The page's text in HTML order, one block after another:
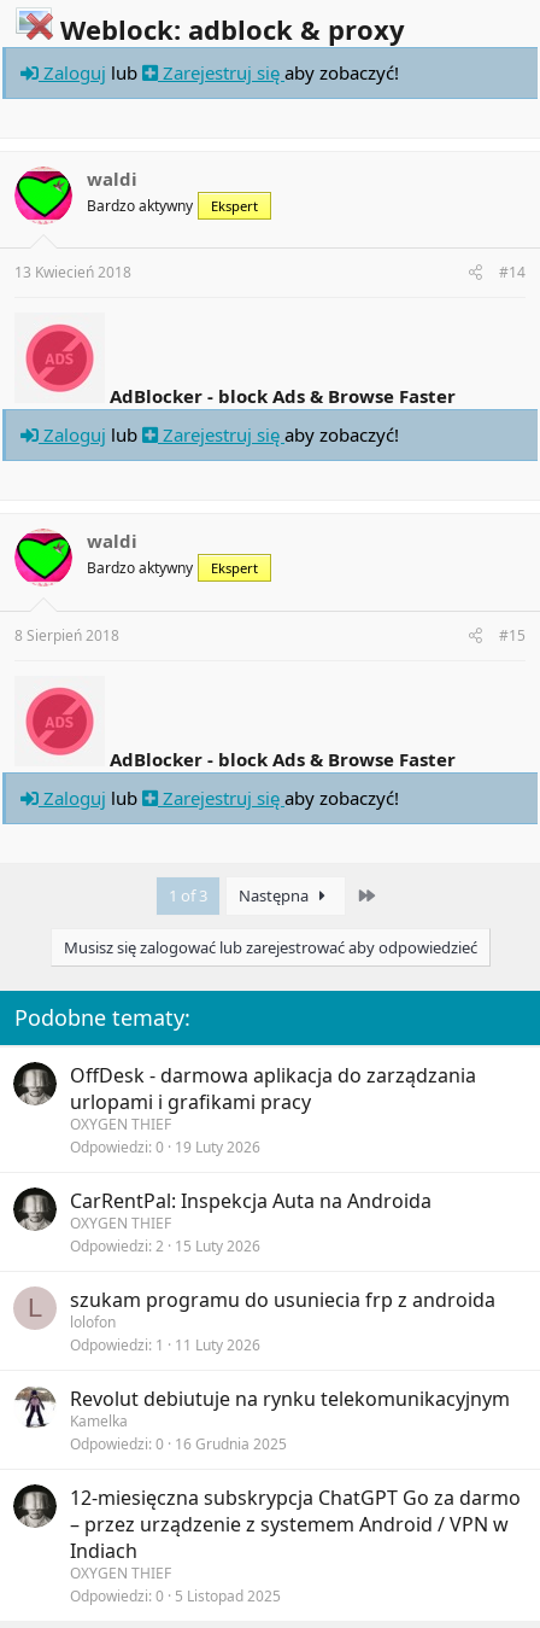
Weblock: adblock & proxy
Zaloguj lub Zarejestruj się aby zobaczyć!
waldi
Bardzo aktywny Ekspert
13 Kwiecień 2018 #14
AdBlocker - block Ads & Browse Faster
Zaloguj lub Zarejestruj się aby zobaczyć!
waldi
Bardzo aktywny Ekspert
8 Sierpień 2018 #15
AdBlocker - block Ads & Browse Faster
Zaloguj lub Zarejestruj się aby zobaczyć!
1 of 3 Następna
Musisz się zalogować lub zarejestrować aby odpowiedzieć
Podobne tematy:
OffDesk - darmowa aplikacja do zarządzania
urlopami i grafikami pracy
OXYGEN THIEF
Odpowiedzi 0 19 Luty 2026
CarRentPal: Inspekcja Auta na Androida
OXYGEN THIEF
Odpowiedzi 2 15 Luty 2026
L szukam programu do usuniecia frp z androida
lolofon
Odpowiedzi 1 11 Luty 2026
Revolut debiutuje na rynku telekomunikacyjnym
Kamelka
Odpowiedzi 0 16 Grudnia 2025
12-miesięczna subskrypcja ChatGPT Go za darmo
– przez urządzenie z systemem Android / VPN w
Indiach
OXYGEN THIEF
Odpowiedzi 0 5 Listopad 2025